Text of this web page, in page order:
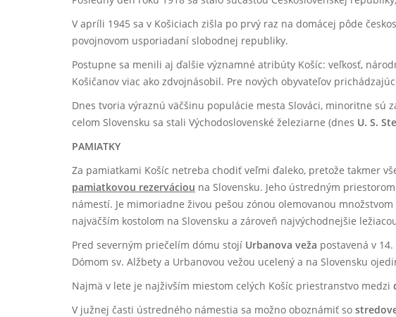
V apríli 1945 sa v Košiciach zišla po prvý raz na domácej pôde
povojnovom usporiadaní slobodnej republiky.
Postupne sa menili aj ďalšie významné atribúty Košíc: veľkosť,
Košičanov viac ako zdvojnásobil. Pre nových obyvateľov
Dnes tvoria výraznú väčšinu populácie mesta Slováci, minoritne sú
celom Slovensku sa stali Východoslovenské železiarne (dnes U. S.
PAMIATKY
Za pamiatkami Košíc netreba chodiť veľmi ďaleko, pretože takmer
pamiatkovou rezerváciou na Slovensku. Jeho ústredným
námestí. Je mimoriadne živou pešou zónou olemovanou
najväčším kostolom na Slovensku a zároveň najvýchodnejšie
Pred severným priečelím dómu stojí Urbanova veža postavená v
Dómom sv. Alžbety a Urbanovou vežou ucelený a na Slovensku
Najmä v lete je najživším miestom celých Košíc priestranstvo medzi
V južnej časti ústredného námestia sa možno oboznámiť so